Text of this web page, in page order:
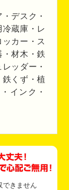
デスク・
蔵庫・レ
カー・ス
材木・鉄
ッダー・
くず・植
インク・
できません